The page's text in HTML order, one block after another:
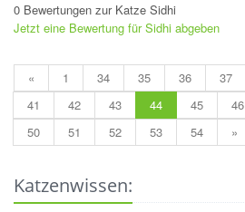
0 Bewertungen zur Katze Sidhi
Jetzt eine Bewertung für Sidhi abgeben
« 1 34 35 36 37
41
42 43 44 45 46
50
51 52 53 54 »
Katzenwissen: